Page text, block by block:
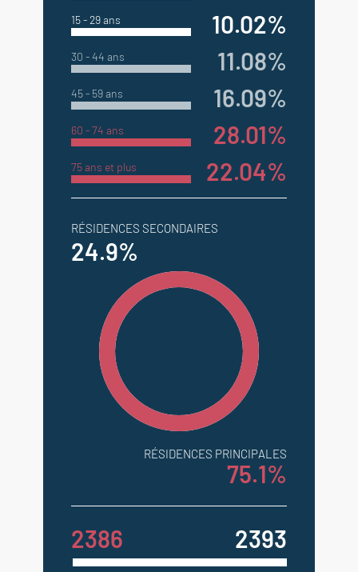
15 - 29 ans 10.02%
30 - 44 ans 11.08%
45 - 59 ans 16.09%
60 - 74 ans 28.01%
75 ans et plus 22.04%
RÉSIDENCES SECONDAIRES
24.9%
RÉSIDENCES PRINCIPALES
75.1%
2386 2393